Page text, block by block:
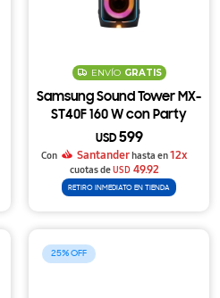
ENVÍO GRATIS
Samsung Sound Tower MX-
ST40F 160 W con Party
Lights, Batería
Reemplazable y Auracast
USD 599
Con Santanderhasta en12x
cuotas deUSD 49.92
RETIRO INMEDIATO EN TIENDA
25